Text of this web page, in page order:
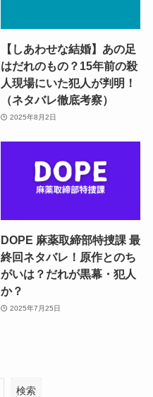
【しあわせな結婚】あの足
はだれのもの？15年前の殺
人現場にいた犯人が判明！
（ネタバレ徹底考察）
2025年8月2日
DOPE 麻薬取締部特捜課 最
終回ネタバレ！原作とのち
がいは？だれが黒幕・犯人
か？
2025年7月25日
検索